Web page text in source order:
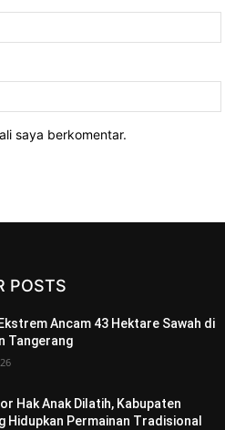
saya berkomentar.
POSTS
Ancam 43 Hektare Sawah di
Tangerang
Hak Anak Dilatih, Kabupaten
Hidupkan Permainan Tradisional